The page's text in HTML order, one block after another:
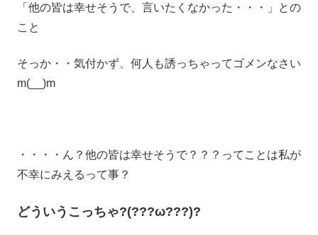
「他の皆は幸せそうで、言いたくなかった・・・」との
こと
そっか・・気付かず、何人も誘っちゃってゴメンなさい
m(__)m
・・・・ん？他の皆は幸せそうで？？？ってことは私が
不幸にみえるって事？
どういうこっちゃ?(???ω???)?